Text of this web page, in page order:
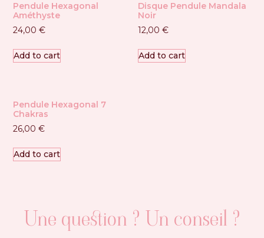
Pendule Hexagonal
Améthyste
24,00€
Add to cart
Disque Pendule Mandala
Noir
12,00 €
Add to cart
Pendule Hexagonal 7
Chakras
26,00€
Add to cart
Une question ? Un conseil ?